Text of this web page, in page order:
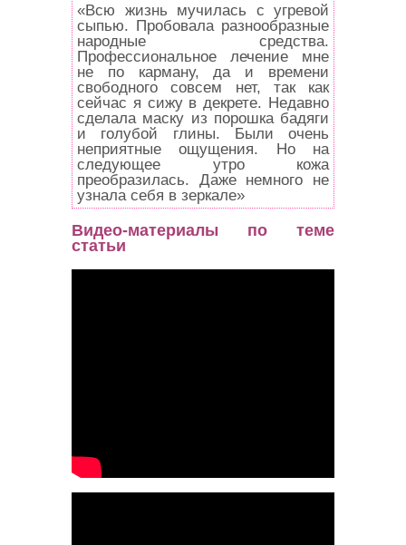
«Всю жизнь мучилась с угревой
сыпью. Пробовала разнообразные
народные средства.
Профессиональное лечение мне
не по карману, да и времени
свободного совсем нет, так как
сейчас я сижу в декрете. Недавно
сделала маску из порошка бадяги
и голубой глины. Были очень
неприятные ощущения. Но на
следующее утро кожа
преобразилась. Даже немного не
узнала себя в зеркале»
Видео-материалы по теме
статьи